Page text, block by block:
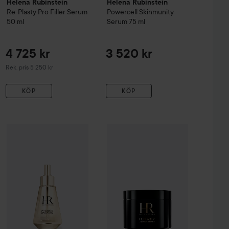
Helena Rubinstein
Re-Plasty Pro Filler Serum
50 ml
4 725 kr
Rek. pris 5 250 kr
Rekommenderat pris 5 250 kr
KÖP
Helena Rubinstein
Powercell Skinmunity
Serum75 ml
3 520 kr
KÖP